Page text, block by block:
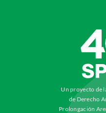
Un proyecto de
de Derecho
Prolongación